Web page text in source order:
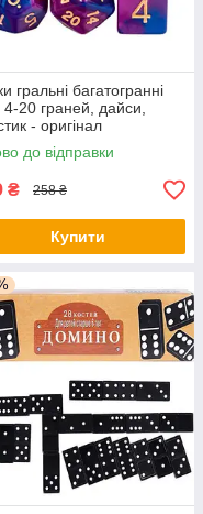
гральні багатогранні
4-20 граней, дайси,
- оригінал
до відправки
₴ 258 ₴
Купити